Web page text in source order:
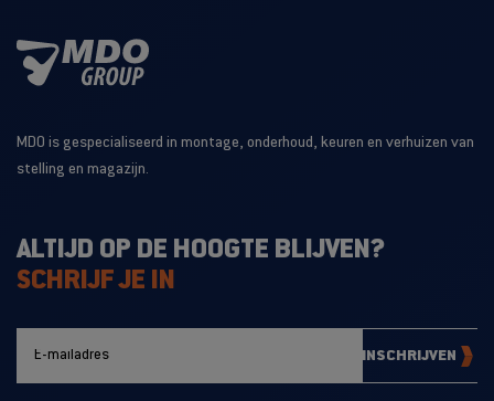
MDO is gespecialiseerd in montage, onderhoud, keuren en verhuizen van
stelling en magazijn.
ALTIJD OP DE HOOGTE BLIJVEN?
SCHRIJF JE IN
INSCHRIJVEN